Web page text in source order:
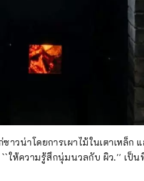
วน่าโดยการเผาไม้ในเตาเหล็ก
ให้ความรู้สึกนุ่มนวลกับ ผิว.'' เป็น